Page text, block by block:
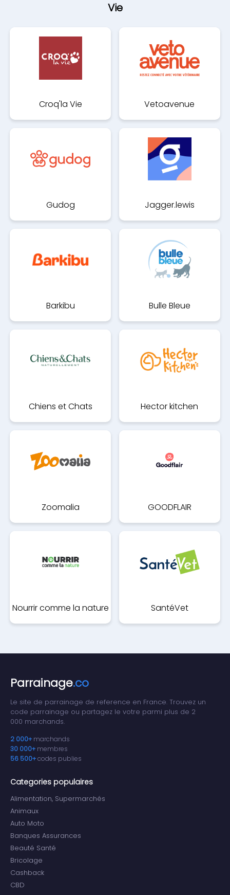
Vie
Croq'la Vie Vetoavenue
Gudog Jagger.lewis
Barkibu Bulle Bleue
Chiens et Chats Hector kitchen
Zoomalia GOODFLAIR
Nourrir comme la nature SantéVet
Parrainage.co
Le site de parrainage de reference en France. Trouvez un
code parrainage ou partagez le votre parmi plus de 2
000 marchands.
2 000+ marchands
30 000+ membres
56 500+codes publies
Categories populaires
Alimentation, Supermarchés
Animaux
Auto Moto
Banques Assurances
Beauté Santé
Bricolage
Cashback
CBD